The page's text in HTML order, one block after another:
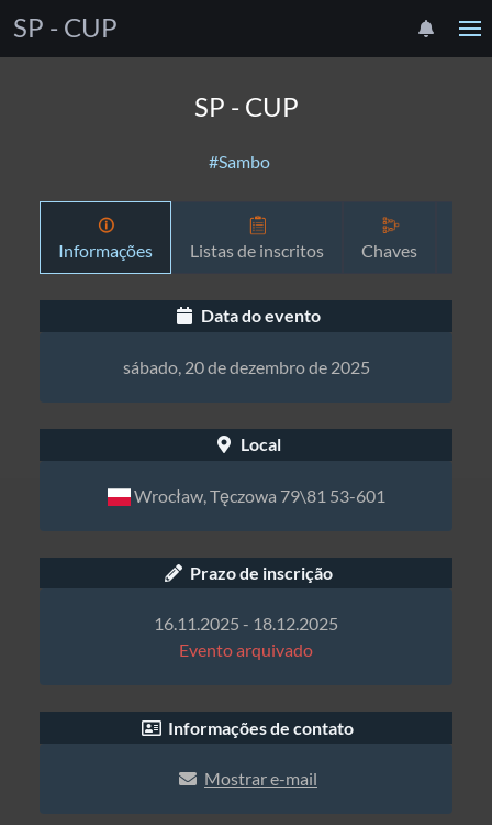
SP - CUP
SP - CUP
#Sambo
Informações Listas de inscritos Chaves
Data do evento
sábado, 20 de dezembro de 2025
Local
Wrocław, Tęczowa 79\81 53-601
Prazo de inscrição
16.11.2025 - 18.12.2025
Evento arquivado
Informações de contato
Mostrar e-mail